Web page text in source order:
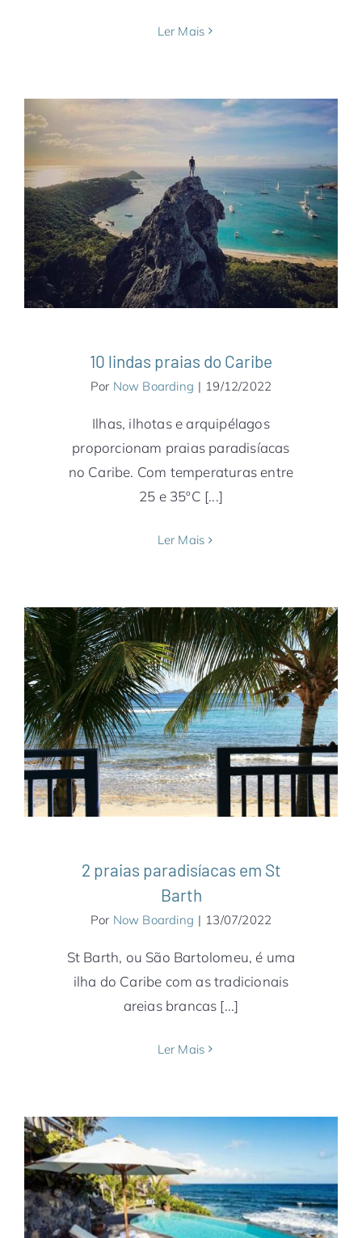
Ler Mais
10 lindas praias do Caribe
América Central Bahamas Barbados Belize
Bermuda Bonaire Caribe Curaçao
Destaques
Ilhas Virgens Americanas Jamaica Notícias
São Cristóvão e Névis
St Barth
10 lindas praias do Caribe
Por Now Boarding | 19/12/2022
Ilhas, ilhotas e arquipélagos
proporcionam praias paradisíacas
no Caribe. Com temperaturas entre
25 e 35ºC [...]
Ler Mais
2 praias paradisíacas em St Barth
Caribe Notícias St Barth
2 praias paradisíacas em St
Barth
Por Now Boarding | 13/07/2022
St Barth, ou São Bartolomeu, é uma
ilha do Caribe com as tradicionais
areias brancas [...]
Ler Mais
Le Toiny, St Barth, reabre após furacão